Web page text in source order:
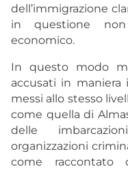
dell’immigrazione
in questione
economico.
In questo modo
accusati in maniera
messi allo stesso
come quella di
delle
organizzazioni
come raccontato